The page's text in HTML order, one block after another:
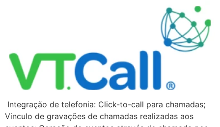
Integração de telefonia: Click-to-call para chamadas;
Vinculo de gravações de chamadas realizadas aos